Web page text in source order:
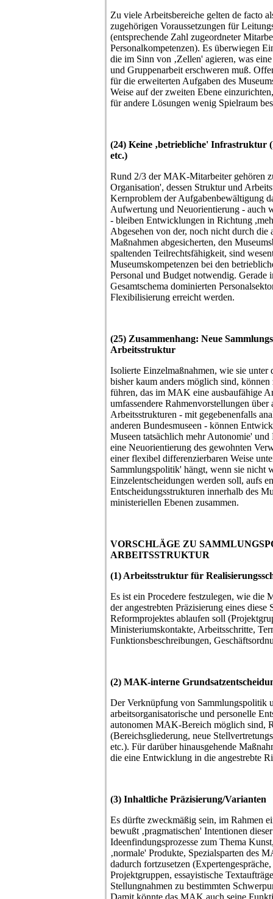
Zu viele Arbeitsbereiche gelten de facto
zugehörigen Voraussetzungen für
(entsprechende Zahl zugeordneter
Personalkompetenzen). Es überwiegen
die im Sinn von ‚Zellen' agieren, was
und Gruppenarbeit erschweren muß.
für die erweiterten Aufgaben des
Weise auf der zweiten Ebene
für andere Lösungen wenig Spielraum
(24) Keine ‚betriebliche' Infrastruktur
etc.)
Rund 2/3 der MAK-Mitarbeiter gehören
Organisation', dessen Struktur und
Kernproblem der Aufgabenbewältigung
Aufwertung und Neuorientierung - auch
- bleiben Entwicklungen in Richtung
Abgesehen von der, noch nicht durch die
Maßnahmen abgesicherten, den
spaltenden Teilrechtsfähigkeit, sind
Museumskompetenzen bei den
Personal und Budget notwendig. Gerade
Gesamtschema dominierten
Flexibilisierung erreicht werden.
(25) Zusammenhang: Neue
Arbeitsstruktur
Isolierte Einzelmaßnahmen, wie sie unter
bisher kaum anders möglich sind,
führen, das im MAK eine ausbaufähige
umfassendere Rahmenvorstellungen über
Arbeitsstrukturen - mit gegebenenfalls
anderen Bundesmuseen - können
Museen tatsächlich mehr Autonomie'
eine Neuorientierung des gewohnten
einer flexibel differenzierbaren Weise
Sammlungspolitik' hängt, wenn sie nicht
Einzelentscheidungen werden soll, aufs
Entscheidungsstrukturen innerhalb des
ministeriellen Ebenen zusammen.
VORSCHLÄGE ZU
ARBEITSSTRUKTUR
(1) Arbeitsstruktur für
Es ist ein Procedere festzulegen, wie die
der angestrebten Präzisierung eines diese
Reformprojektes ablaufen soll
Ministeriumskontakte, Arbeitsschritte,
Funktionsbeschreibungen,
(2) MAK-interne
Der Verknüpfung von Sammlungspolitik
arbeitsorganisatorische und personelle
autonomen MAK-Bereich möglich sind,
(Bereichsgliederung, neue
etc.). Für darüber hinausgehende
die eine Entwicklung in die angestrebte
(3) Inhaltliche Präzisierung/Varianten
Es dürfte zweckmäßig sein, im Rahmen
bewußt ‚pragmatischen' Intentionen
Ideenfindungsprozesse zum Thema
‚normale' Produkte, Spezialsparten des
dadurch fortzusetzen
Projektgruppen, essayistische
Stellungnahmen zu bestimmten
Damit könnte das MAK auch seine